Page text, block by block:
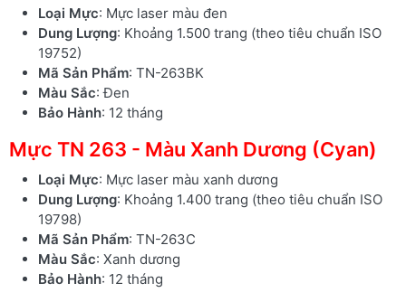
Loại Mực: Mực laser màu đen
Dung Lượng: Khoảng 1.500 trang (theo tiêu chuẩn ISO
19752)
Mã Sản Phẩm: TN-263BK
Màu Sắc: Đen
Bảo Hành: 12 tháng
Mực TN 263 - Màu Xanh Dương (Cyan)
Loại Mực: Mực laser màu xanh dương
Dung Lượng: Khoảng 1.400 trang (theo tiêu chuẩn ISO
19798)
Mã Sản Phẩm: TN-263C
Màu Sắc: Xanh dương
Bảo Hành: 12 tháng